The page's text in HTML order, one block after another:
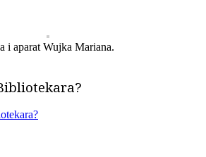
i aparat Wujka Mariana.